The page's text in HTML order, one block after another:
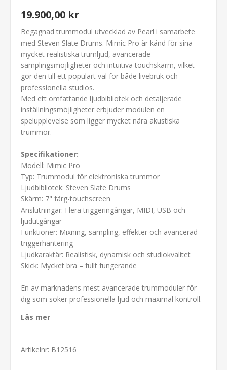
19.900,00 kr
Begagnad trummodul utvecklad av Pearl i samarbete
med Steven Slate Drums. Mimic Pro är känd för sina
mycket realistiska trumljud, avancerade
samplingsmöjligheter och intuitiva touchskärm, vilket
gör den till ett populärt val för både livebruk och
professionella studios.
Med ett omfattande ljudbibliotek och detaljerade
inställningsmöjligheter erbjuder modulen en
spelupplevelse som ligger mycket nära akustiska
trummor.
Specifikationer:
Modell: Mimic Pro
Typ: Trummodul för elektroniska trummor
Ljudbibliotek: Steven Slate Drums
Skärm: 7" färg-touchscreen
Anslutningar: Flera triggeringångar, MIDI, USB och
ljudutgångar
Funktioner: Mixning, sampling, effekter och avancerad
triggerhantering
Ljudkaraktär: Realistisk, dynamisk och studiokvalitet
Skick: Mycket bra – fullt fungerande
En av marknadens mest avancerade trummoduler för
dig som söker professionella ljud och maximal kontroll.
Läs mer
Artikelnr: B12516